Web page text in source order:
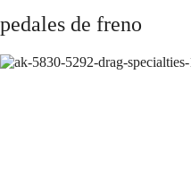
pedales de freno